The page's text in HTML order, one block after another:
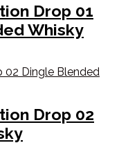
Drop 01
Whisky
Drop 02